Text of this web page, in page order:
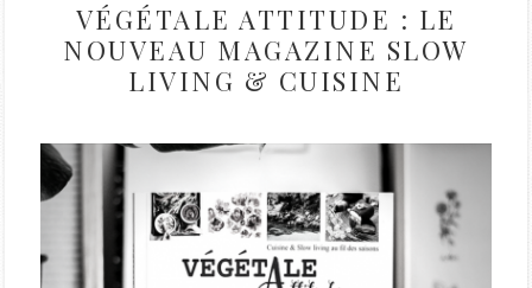
VÉGÉTALE ATTITUDE : LE
NOUVEAU MAGAZINE SLOW
LIVING & CUISINE